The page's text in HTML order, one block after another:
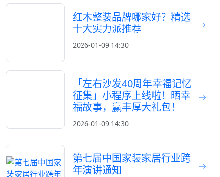
红木整装品牌哪家好？精选
十大实力派推荐
2026-01-09 14:30
「左右沙发40周年幸福记忆
征集」小程序上线啦！晒幸
福故事，赢丰厚大礼包！
2026-01-09 14:30
第七届中国家装家居行业跨
年演讲通知